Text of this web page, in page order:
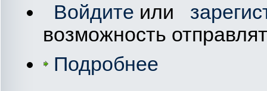
Войдите или
возможность
Подробнее